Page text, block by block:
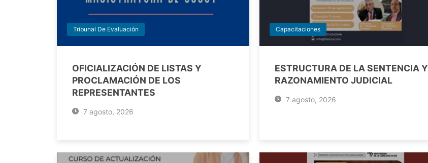
Tribunal De Evaluación
OFICIALIZACIÓN DE LISTAS Y
PROCLAMACIÓN DE LOS
REPRESENTANTES
7 agosto, 2026
Capacitaciones
ESTRUCTURA DE LA SENTENCIA Y
RAZONAMIENTO JUDICIAL
7 agosto, 2026